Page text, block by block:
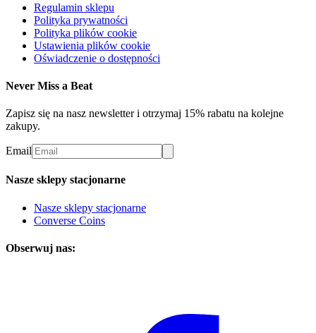
Regulamin sklepu
Polityka prywatności
Polityka plików cookie
Ustawienia plików cookie
Oświadczenie o dostępności
Never Miss a Beat
Zapisz się na nasz newsletter i otrzymaj 15% rabatu na kolejne
zakupy.
Email
Nasze sklepy stacjonarne
Nasze sklepy stacjonarne
Converse Coins
Obserwuj nas: